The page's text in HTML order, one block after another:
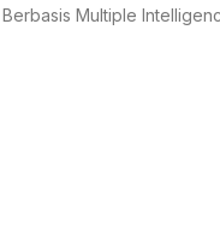
Multiple